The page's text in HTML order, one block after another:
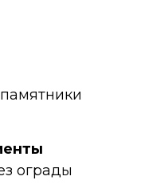
ограды